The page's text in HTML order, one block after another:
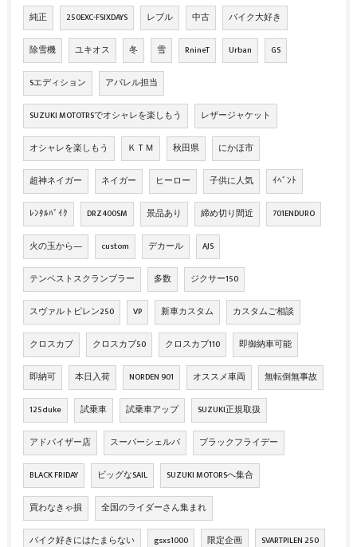
純正 250EXC-FSIXDAYS レブル 中古 バイク大好き
除雪機 ユキオス 冬 雪 RnineT Urban GS
Sエディション アパレル担当
SUZUKI MOTOTRSでオシャレを楽しもう レザージャケット
オシャレを楽しもう ＫＴＭ 秋田県 にかほ市
超神ネイガー ネイガー ヒーロー 子供に人気 ｲﾍﾞﾝﾄ
ﾚﾝﾀﾙﾊﾞｲｸ DRZ400SM 景品あり 締め切り間近 701ENDURO
火の玉から― custom デカール AJS
テンペストスクランブラー 多数 ジクサー150
スヴァルトピレン250 VP 新車カスタム カスタムご相談
クロスカブ クロスカブ50 クロスカブ110 即御納車可能
即納可 本日入荷 NORDEN 901 オススメ車両 無転倒無事故
125duke 試乗車 試乗車アップ SUZUKI正規取扱
アドバイザー店 スーパーシェルパ ブラックフライデー
BLACK FRIDAY ビッグなSAIL SUZUKI MOTORSへ集合
買わなきゃ損 全国のライダーさん集まれ
バイク好きにはたまらない gsxs1000 限定企画 SVARTPILEN 250